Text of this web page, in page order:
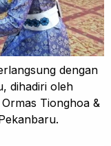
dengan
dihadiri oleh
Tionghoa &